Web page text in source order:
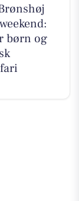
børn og